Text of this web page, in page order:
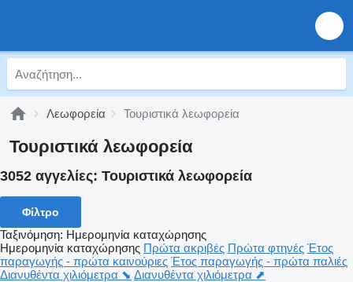
Λεωφορεία Τουριστικά λεωφορεία
Τουριστικά λεωφορεία
3052 αγγελίες: Τουριστικά λεωφορεία
Φίλτρο
Ταξινόμηση: Ημερομηνία καταχώρησης
Ημερομηνία καταχώρησης Πρώτα ακριβές Πρώτα φτηνές Έτος
παραγωγής - πρώτα καινούριες Έτος παραγωγής - πρώτα παλιές
Διανυθέντα χιλιόμετρα ⬊ Διανυθέντα χιλιόμετρα ⬈